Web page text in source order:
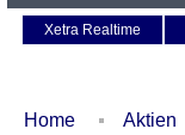
Xetra Realtime
Home Aktien